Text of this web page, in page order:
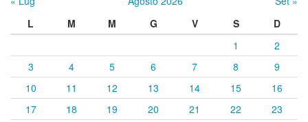
L
M M G V S
D
1
2
3
4 5 6 7 8
9
10
11 12 13 14 15
16
17
18 19 20 21 22
23